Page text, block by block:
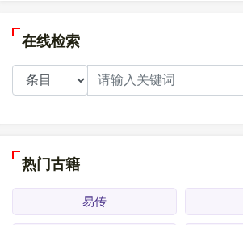
在线检索
热门古籍
易传